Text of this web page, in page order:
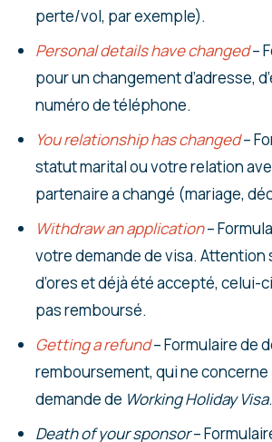
perte/vol, par exemple).
Personal details have changed–
pour un changement d’adresse,
numéro de téléphone.
You relationship has changed–
statut marital ou votre relation
partenaire a changé (mariage,
Withdraw an application–
votre demande de visa. Attention
d’ores et déjà été accepté, celui-
pas remboursé.
Getting a refund– Formulaire de
remboursement, qui ne concerne
demande de Working Holiday Visa.
Death of your sponsor–